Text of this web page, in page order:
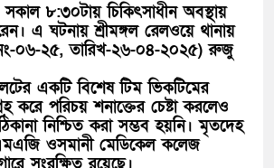
৮:৩০টায় চিকিৎসাধীন অবস্থায়
এ ঘটনায় শ্রীমঙ্গল রেলওয়ে থানায়
০৬-২৫, তারিখ-২৬-০৪-২০২৫) রুজু
একটি বিশেষ টিম ভিকটিমের
করে পরিচয় শনাক্তের চেষ্টা করলেও
নিশ্চিত করা সম্ভব হয়নি। মৃতদেহ
ওসমানী মেডিকেল কলেজ
সংরক্ষিত রয়েছে।